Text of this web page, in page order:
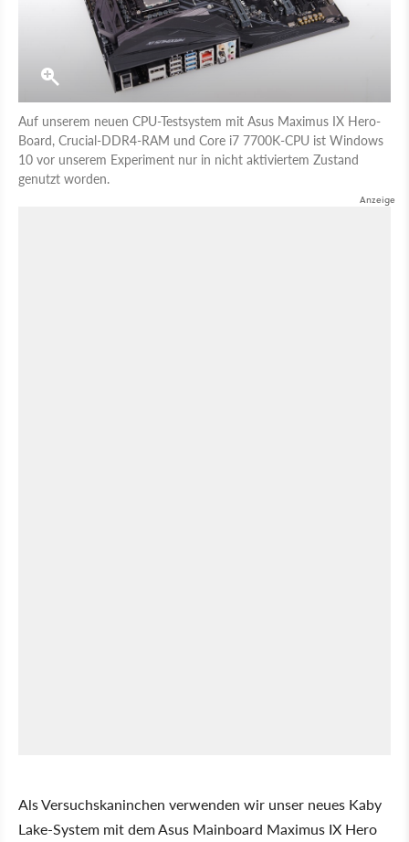
Auf unserem neuen CPU-Testsystem mit Asus Maximus IX Hero-
Board, Crucial-DDR4-RAM und Core i7 7700K-CPU ist Windows
10 vor unserem Experiment nur in nicht aktiviertem Zustand
genutzt worden.
Als Versuchskaninchen verwenden wir unser neues Kaby
Lake-System mit dem Asus Mainboard Maximus IX Hero